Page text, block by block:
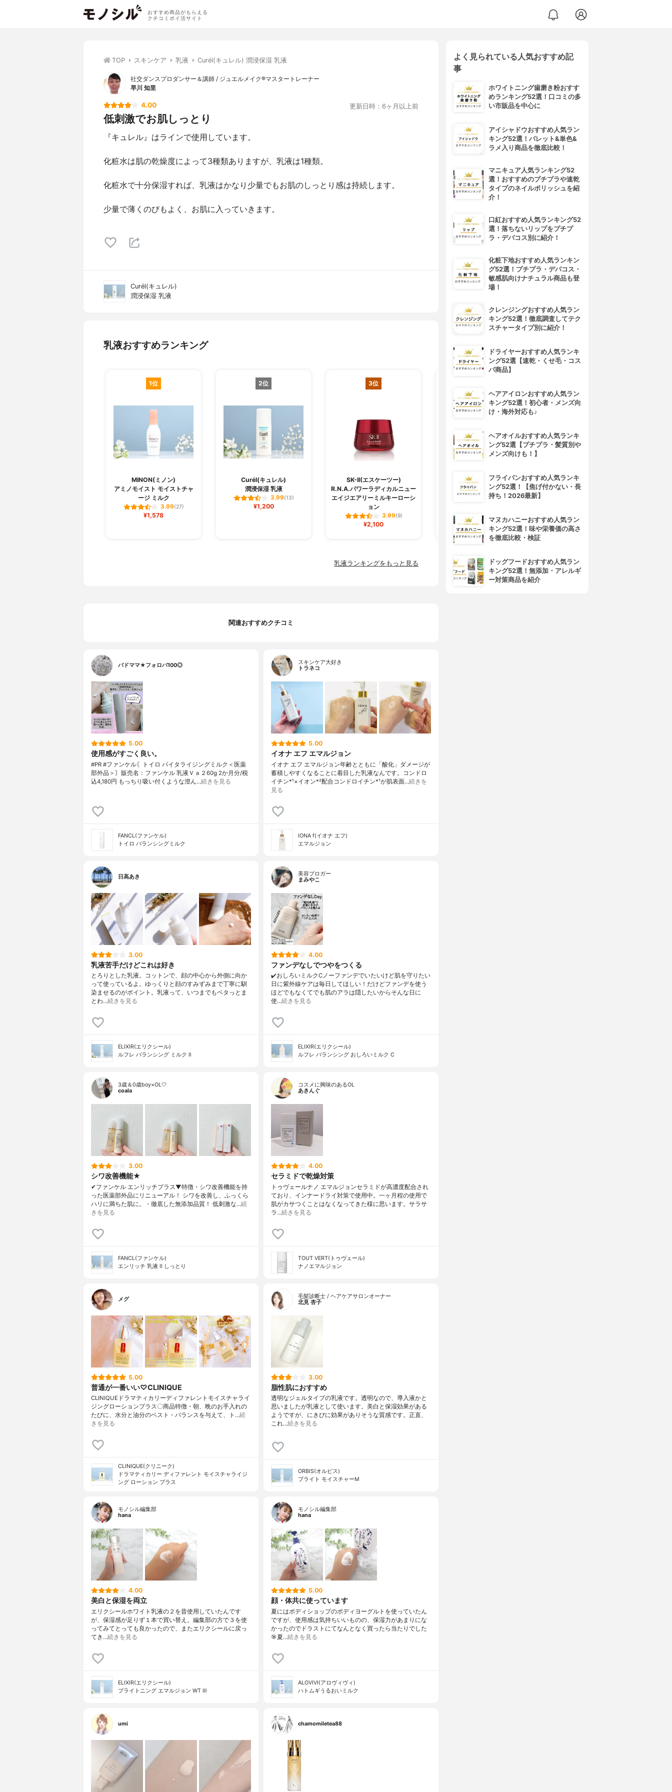
おすすめ商品がもらえる
クチコミポイ活サイト
TOP スキンケア 乳液 Curél(キュレル) 潤浸保湿 乳液
社交ダンスプロダンサー＆講師 / ジュエルメイク®マスタートレーナー
早川 知里
4.00 更新日時：6ヶ月以上前
低刺激でお肌しっとり
『キュレル』はラインで使用しています。
化粧水は肌の乾燥度によって3種類ありますが、乳液は1種類。
化粧水で十分保湿すれば、乳液はかなり少量でもお肌のしっとり感は持続します。
少量で薄くのびもよく、お肌に入っていきます。
Curél(キュレル)
潤浸保湿 乳液
乳液おすすめランキング
1位
MINON(ミノン)
アミノモイスト モイストチャ
ージ ミルク
3.99(27)
¥1,578
2位
Curél(キュレル)
潤浸保湿 乳液
3.99(13)
¥1,200
3位
SK-II(エスケーツー)
R.N.A.パワーラディカルニュー
エイジエアリーミルキーローシ
ョン
3.99(9)
¥2,100
ALBION(アルビオン)
エクサージュホワイト ホワイ
トライズ ミルク Ⅱ
¥3,630
d program(d プログラム)
ホワイトニングクリア エマル
乳液ランキングをもっと見る
関連おすすめクチコミ
バドママ★フォロバ100◎
5.00
使用感がすごく良い。
#PR #ファンケル〘トイロ バイタライジングミルク＜医薬
部外品＞〙販売名：ファンケル 乳液Ｖａ２60g 2か月分/税
込4,180円 もっちり吸い付くような澄ん…続きを見る
FANCL(ファンケル)
トイロ バランシングミルク
スキンケア大好き
トラネコ
5.00
イオナ エフ エマルジョン
イオナ エフ エマルジョン年齢とともに「酸化」ダメージが
蓄積しやすくなることに着目した乳液なんです。コンドロ
イチン*¹×イオン*²配合コンドロイチン*¹が肌表面…続きを
見る
IONA f(イオナ エフ)
エマルジョン
日高あき
3.00
乳液苦手だけどこれは好き
とろりとした乳液。コットンで、顔の中心から外側に向か
って使っているよ。ゆっくりと顔のすみずみまで丁寧に馴
染ませるのがポイント。乳液って、いつまでもペタっとま
とわ…続きを見る
ELIXIR(エリクシール)
ルフレ バランシング ミルク Ⅱ
美容ブロガー
まみやこ
4.00
ファンデなしでつやをつくる
✔️おしろいミルクCノーファンデでいたいけど肌を守りたい
日に紫外線ケアは毎日してほしい！だけどファンデを使う
ほどでもなくてでも肌のアラは隠したいからそんな日に
使…続きを見る
ELIXIR(エリクシール)
ルフレ バランシング おしろいミルク C
3歳＆0歳boy×OL🤍
coala
3.00
シワ改善機能★
✔︎ファンケル エンリッチプラス▼特徴・シワ改善機能を持
った医薬部外品にリニューアル！ シワを改善し、ふっくら
ハリに満ちた肌に。・徹底した無添加品質！ 低刺激な…続
きを見る
FANCL(ファンケル)
エンリッチ 乳液 II しっとり
コスメに興味のあるOL
あきんぐ
4.00
セラミドで乾燥対策
トゥヴェールナノ エマルジョンセラミドが高濃度配合され
ており、インナードライ対策で使用中。一ヶ月程の使用で
肌がカサつくことはなくなってきた様に思います。サラサ
ラ…続きを見る
TOUT VERT(トゥヴェール)
ナノエマルジョン
メグ
5.00
普通が一番いい♡CLINIQUE
CLINIQUEドラマティカリーディファレントモイスチャライ
ジングローションプラス〇商品特徴・朝、晩のお手入れの
たびに、水分と油分のベスト・バランスを与えて、ト…続
きを見る
CLINIQUE(クリニーク)
ドラマティカリー ディファレント モイスチャライジ
ング ローション プラス
毛髪診断士 / ヘアケアサロンオーナー
北見 杏子
3.00
脂性肌におすすめ
透明なジェルタイプの乳液です。透明なので、導入液かと
思いましたが乳液として使います。美白と保湿効果がある
ようですが、にきびに効果がありそうな質感です。正直、
これ…続きを見る
ORBIS(オルビス)
ブライト モイスチャーM
モノシル編集部
hana
4.00
美白と保湿を両立
エリクシールホワイト乳液の２を昔使用していたんです
が、保湿感が足りず１本で買い替え。編集部の方で３を使
ってみてとっても良かったので、またエリクシールに戻っ
てき…続きを見る
ELIXIR(エリクシール)
ブライトニング エマルジョン WT Ⅲ
モノシル編集部
hana
5.00
顔・体共に使っています
夏にはボディショップのボディヨーグルトを使っていたん
ですが、使用感は気持ちいいものの、保湿力があまりにな
かったのでドラストにてなんとなく買ったら当たりでした
🎯夏…続きを見る
ALOVIVI(アロヴィヴィ)
ハトムギうるおいミルク
umi chamomiletea88
よく見られている人気おすすめ記
事
ホワイトニング歯磨き粉おすす
めランキング52選！口コミの多
い市販品を中心に
アイシャドウおすすめ人気ラン
キング52選！パレット&単色&
ラメ入り商品を徹底比較！
マニキュア人気ランキング52
選！おすすめのプチプラや速乾
タイプのネイルポリッシュを紹
介！
口紅おすすめ人気ランキング52
選！落ちないリップをプチプ
ラ・デパコス別に紹介！
化粧下地おすすめ人気ランキン
グ52選！プチプラ・デパコス・
敏感肌向けナチュラル商品も登
場！
クレンジングおすすめ人気ラン
キング52選！徹底調査してテク
スチャータイプ別に紹介！
ドライヤーおすすめ人気ランキ
ング52選【速乾・くせ毛・コス
パ商品】
ヘアアイロンおすすめ人気ラン
キング52選！初心者・メンズ向
け・海外対応も♪
ヘアオイルおすすめ人気ランキ
ング52選【プチプラ・髪質別や
メンズ向けも！】
フライパンおすすめ人気ランキ
ング52選！【焦げ付かない・長
持ち！2026最新】
マヌカハニーおすすめ人気ラン
キング52選！味や栄養価の高さ
を徹底比較・検証
ドッグフードおすすめ人気ラン
キング52選！無添加・アレルギ
ー対策商品を紹介